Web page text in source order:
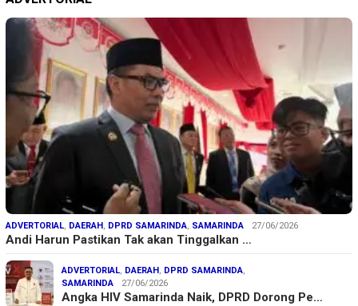
ADVERTORIAL, DAERAH, DPRD SAMARINDA, SAMARINDA 27/06/2026
Andi Harun Pastikan Tak akan Tinggalkan …
ADVERTORIAL, DAERAH, DPRD SAMARINDA,
SAMARINDA
27/06/2026
Angka HIV Samarinda Naik, DPRD Dorong Pe…